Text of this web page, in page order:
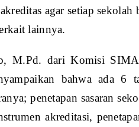
agar setiap
lainnya.
M.Pd. dari Komisi
bahwa ada 6
penetapan sasaran
akreditasi,